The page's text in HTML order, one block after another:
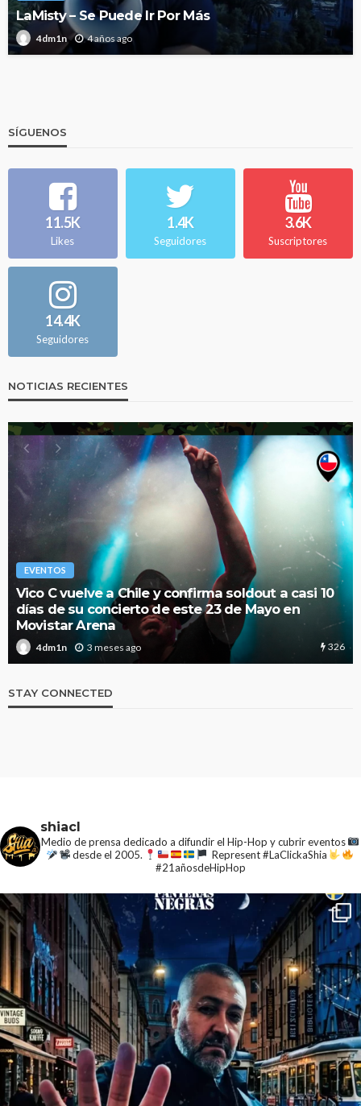
LaMisty – Se Puede Ir Por Más
4dm1n 4 años ago
SÍGUENOS
11.5K
Likes
1.4K
Seguidores
3.6K
Suscriptores
14.4K
Seguidores
NOTICIAS RECIENTES
EVENTOS
Vico C vuelve a Chile y confirma soldout a casi 10
días de su concierto de este 23 de Mayo en
Movistar Arena
4dm1n 3 meses ago 326
STAY CONNECTED
shiacl
Medio de prensa dedicado a difundir el Hip-Hop y cubrir eventos
desde el 2005.
Represent #LaClickaShia
#21añosdeHipHop